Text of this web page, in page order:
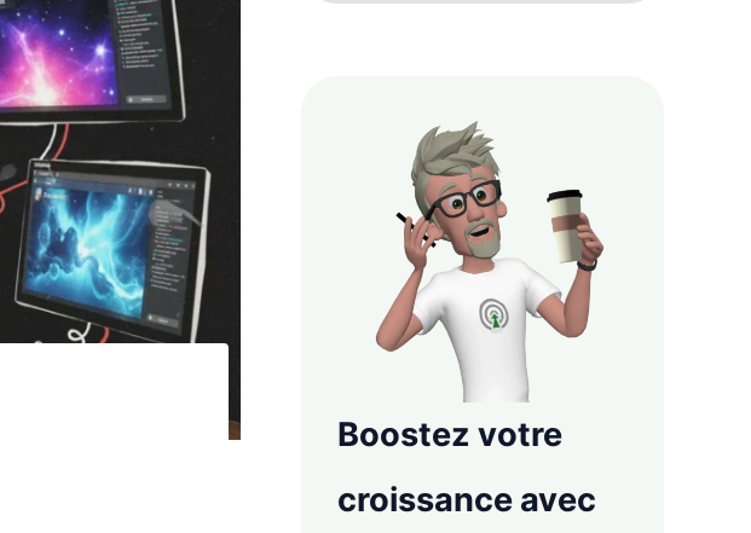
Boostez votre
croissance avec